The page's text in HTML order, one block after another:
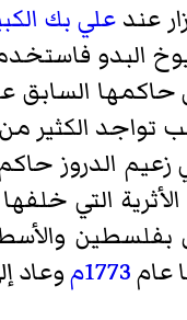
عند علي بك
البدو
السابق
الكثير
زعيم الدروز
زلزال 511م. ثم انقلب على
عام1773م وعاد